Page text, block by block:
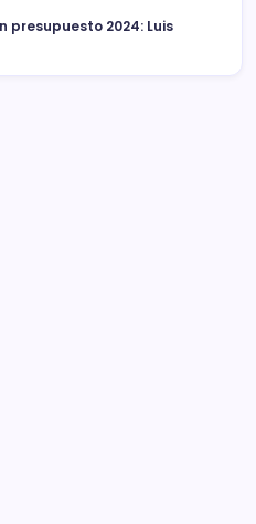
presupuesto 2024: Luis